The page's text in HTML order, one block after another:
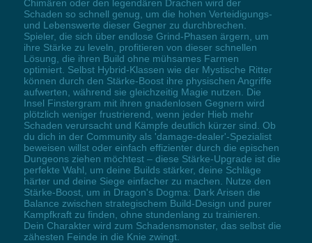
Chimären oder den legendären Drachen wird der
Schaden so schnell genug, um die hohen Verteidigungs-
und Lebenswerte dieser Gegner zu durchbrechen.
Spieler, die sich über endlose Grind-Phasen ärgern, um
ihre Stärke zu leveln, profitieren von dieser schnellen
Lösung, die ihren Build ohne mühsames Farmen
optimiert. Selbst Hybrid-Klassen wie der Mystische Ritter
können durch den Stärke-Boost ihre physischen Angriffe
aufwerten, während sie gleichzeitig Magie nutzen. Die
Insel Finstergram mit ihren gnadenlosen Gegnern wird
plötzlich weniger frustrierend, wenn jeder Hieb mehr
Schaden verursacht und Kämpfe deutlich kürzer sind. Ob
du dich in der Community als 'damage-dealer'-Spezialist
beweisen willst oder einfach effizienter durch die epischen
Dungeons ziehen möchtest – diese Stärke-Upgrade ist die
perfekte Wahl, um deine Builds stärker, deine Schläge
härter und deine Siege einfacher zu machen. Nutze den
Stärke-Boost, um in Dragon's Dogma: Dark Arisen die
Balance zwischen strategischem Build-Design und purer
Kampfkraft zu finden, ohne stundenlang zu trainieren.
Dein Charakter wird zum Schadensmonster, das selbst die
zähesten Feinde in die Knie zwingt.